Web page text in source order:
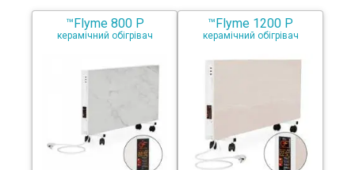
™Flyme 800 P
керамічний обігрівач
™Flyme 1200 P
керамічний обігрівач